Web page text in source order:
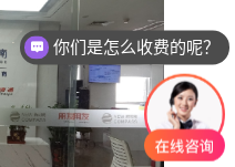
你们是怎么收费的呢？